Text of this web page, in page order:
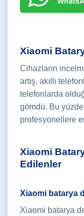
Xiaomi
Cihazların
artış, akıllı
telefonlarda
gömdü. Bu
profesyonellere
Xiaomi
Edilenler
Xiaomi batarya
Xiaomi batarya